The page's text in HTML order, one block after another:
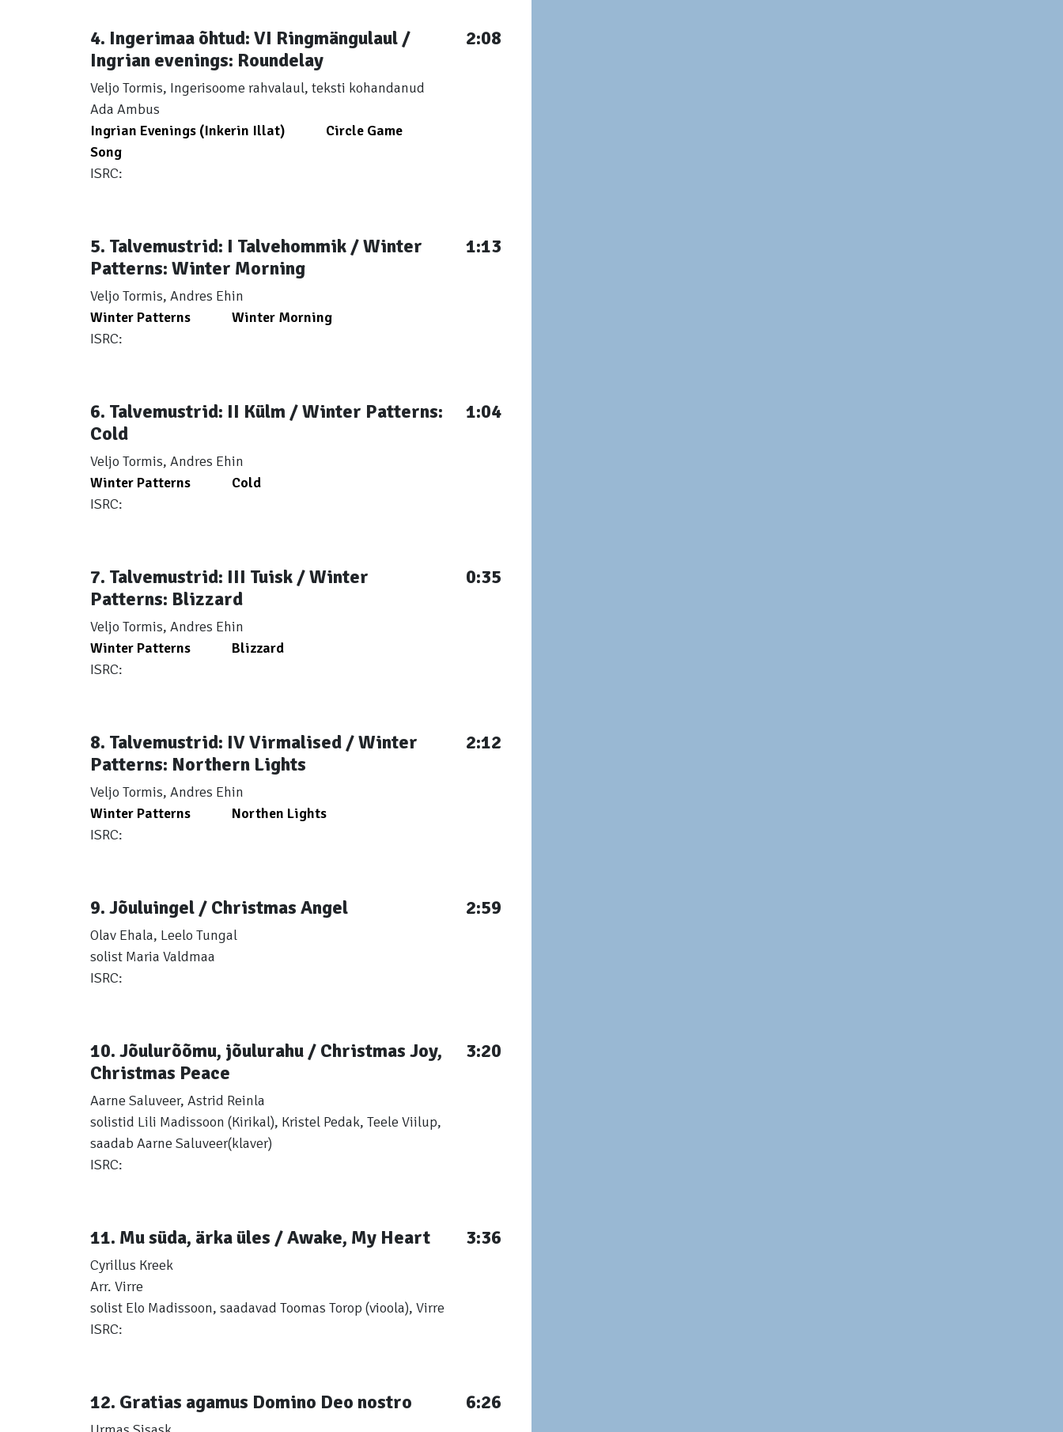
4. Ingerimaa õhtud: VI Ringmängulaul /
Ingrian evenings: Roundelay
Veljo Tormis, Ingerisoome rahvalaul, teksti kohandanud
Ada Ambus
Ingrian Evenings (Inkerin Illat)
Circle Game
Song
ISRC:
2:08
5. Talvemustrid: I Talvehommik / Winter
Patterns: Winter Morning
Veljo Tormis, Andres Ehin
Winter Patterns
Winter Morning
ISRC:
1:13
6. Talvemustrid: II Külm / Winter Patterns:
Cold
Veljo Tormis, Andres Ehin
Winter Patterns
Cold
ISRC:
1:04
7. Talvemustrid: III Tuisk / Winter
Patterns: Blizzard
Veljo Tormis, Andres Ehin
Winter Patterns
Blizzard
ISRC:
0:35
8. Talvemustrid: IV Virmalised / Winter
Patterns: Northern Lights
Veljo Tormis, Andres Ehin
Winter Patterns
Northen Lights
ISRC:
2:12
9. Jõuluingel / Christmas Angel
Olav Ehala, Leelo Tungal
solist Maria Valdmaa
ISRC:
2:59
10. Jõulurõõmu, jõulurahu / Christmas Joy,
Christmas Peace
Aarne Saluveer, Astrid Reinla
solistid Lili Madissoon (Kirikal), Kristel Pedak, Teele Viilup,
saadab Aarne Saluveer(klaver)
ISRC:
3:20
11. Mu süda, ärka üles / Awake, My Heart
Cyrillus Kreek
Arr. Virre
solist Elo Madissoon, saadavad Toomas Torop (vioola), Virre
ISRC:
3:36
12. Gratias agamus Domino Deo nostro 6:26